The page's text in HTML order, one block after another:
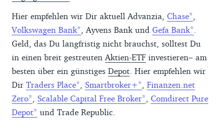
Hier empfehlen wir Dir aktuell Advanzia, Chase
Volkswagen Bank
, Ayvens Bank und Gefa Bank
Geld, das Du langfristig nicht brauchst, solltest Du
in einen breit gestreuten Aktien-ETF investieren– am
besten über ein günstiges Depot . Hier empfehlen wir
Dir Traders Place Smartbroker+
Finanzen.net
Zero
Scalable Capital Free Broker
Comdirect Pure
Depot
und Trade Republic.